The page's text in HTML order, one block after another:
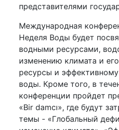
представителями
Международная
Неделя Воды будет
водными ресурсами,
изменению климата и
ресурсы и
воды. Кроме того, в
конференции пройдет
«Bir damcı», где будут
темы - «Глобальный